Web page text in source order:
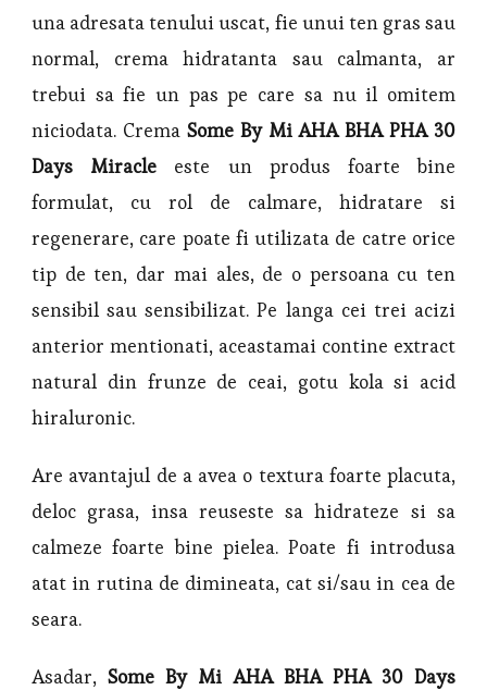
una adresata tenului uscat, fie unui ten gras sau
normal, crema hidratanta sau calmanta, ar
trebui sa fie un pas pe care sa nu il omitem
niciodata. Crema Some By Mi AHA BHA PHA 30
Days Miracle este un produs foarte bine
formulat, cu rol de calmare, hidratare si
regenerare, care poate fi utilizata de catre orice
tip de ten, dar mai ales, de o persoana cu ten
sensibil sau sensibilizat. Pe langa cei trei acizi
anterior mentionati, aceastamai contine extract
natural din frunze de ceai, gotu kola si acid
hiraluronic.
Are avantajul de a avea o textura foarte placuta,
deloc grasa, insa reuseste sa hidrateze si sa
calmeze foarte bine pielea. Poate fi introdusa
atat in rutina de dimineata, cat si/sau in cea de
seara.
Asadar, Some By Mi AHA BHA PHA 30 Days